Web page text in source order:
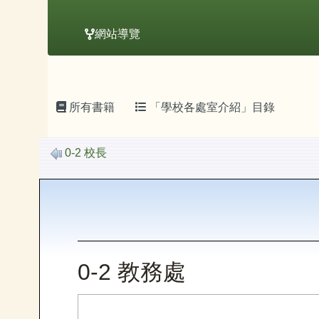
網站導覽
所有書籍 「學校各處室介紹」目錄
0-2 校長
0-2 教務處